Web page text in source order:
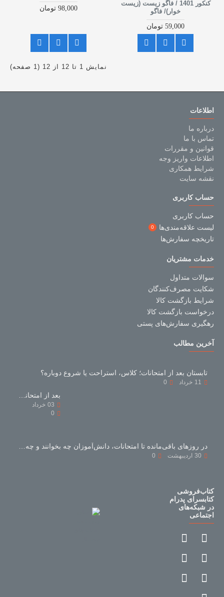
کنکور 1401 / فاگو زیست (زیست
خوار)/ فاگو
59,000 تومان
98,000 تومان
نمایش 1 تا 12 از 12 (1 صفحه)
اطلاعات
درباره ما
تماس با ما
قوانین و مقررات
اطلاعات واریز وجه
شرایط همکاری
نقشه سایت
حساب کاربری
حساب کاربری
لیست علاقه‌مندی‌ها
0
تاریخچه سفارش‌ها
خدمات مشتریان
سوالات متداول
شکایت مصرف‌کنندگان
شرایط بازگشت کالا
درخواست بازگشت کالا
رهگیری سفارش‌های پستی
آخرین مطالب
تابستان بعد از امتحانات؛ کلاس، استراحت یا شروع دوباره؟
11 خرداد 0
03 خرداد
0
30 اردیبهشت 0
کتاب‌فروشی
کتابسرای پدرام
در شبکه‌های
اجتماعی